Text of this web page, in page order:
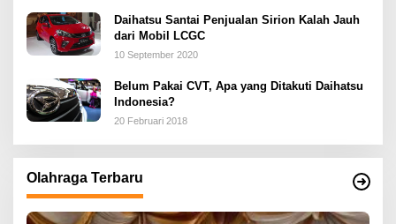
Daihatsu Santai Penjualan Sirion Kalah Jauh
dari Mobil LCGC
10 September 2020
Belum Pakai CVT, Apa yang Ditakuti Daihatsu
Indonesia?
20 Februari 2018
Olahraga Terbaru